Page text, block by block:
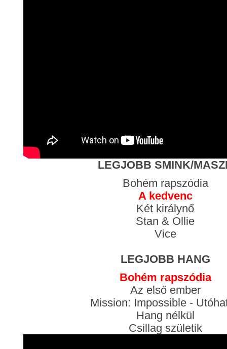
LEGJOBB SMINK/
Bohém rapszódia
A kedvenc
Két királynő
Stan & Ollie
Vice
LEGJOBB HANG
Bohém rapszódia
Az első ember
Mission: Impossible -
Hang nélkül
Csillag születik